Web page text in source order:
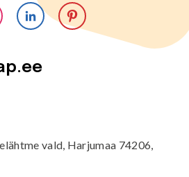
vald, Harjumaa 74206,